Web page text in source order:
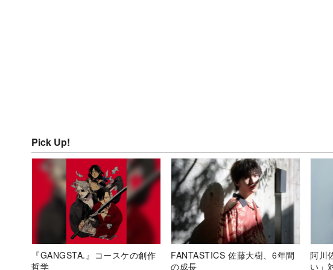
Pick Up!
『GANGSTA.』コースケの創作
哲学
FANTASTICS 佐藤大樹、6年間
の成長
阿川
い」